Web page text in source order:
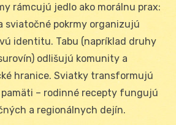
rámcujú jedlo ako morálnu prax:
sviatočné pokrmy organizujú
identitu. Tabu (napríklad druhy
odlišujú komunity a
hranice. Sviatky transformujú
– rodinné recepty fungujú
a regionálnych dejín.